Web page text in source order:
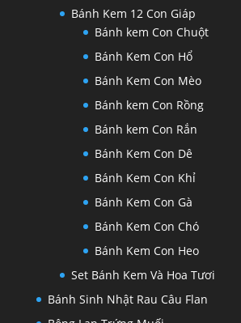
Bánh Kem 12 Con Giáp
Bánh kem Con Chuột
Bánh Kem Con Hổ
Bánh Kem Con Mèo
Bánh kem Con Rồng
Bánh kem Con Rắn
Bánh Kem Con Dê
Bánh Kem Con Khỉ
Bánh Kem Con Gà
Bánh Kem Con Chó
Bánh Kem Con Heo
Set Bánh Kem Và Hoa Tươi
Bánh Sinh Nhật Rau Câu Flan